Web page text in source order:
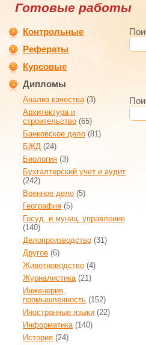
Готовые работы
Контрольные
Рефераты
Курсовые
Дипломы
Анализ качества(3)
Архитектура и
строительство (65)
Банковское дело (81)
БЖД (24)
Биология (3)
Бухгалтерский учет и аудит
(242)
Военное дело (5)
География (5)
Госуд. и муниц. управление
(140)
Делопроизводство (31)
Другое (6)
Животноводство (4)
Журналистика(21)
Инженерия,
промышленность (152)
Иностранные языки (22)
Информатика(140)
История (24)